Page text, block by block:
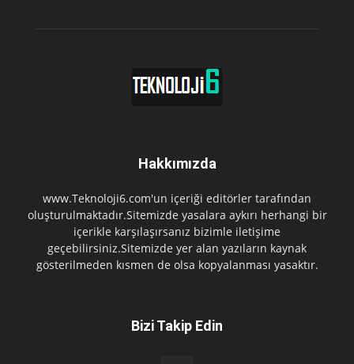
Hakkımızda
www.Teknoloji6.com'un içeriği editörler tarafından
oluşturulmaktadır.Sitemizde yasalara aykırı herhangi bir
içerikle karşılaşırsanız bizimle iletişime
geçebilirsiniz.Sitemizde yer alan yazıların kaynak
gösterilmeden kısmen de olsa kopyalanması yasaktır.
Bizi Takip Edin